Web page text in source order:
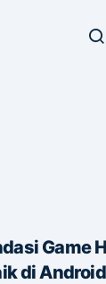
Game
di